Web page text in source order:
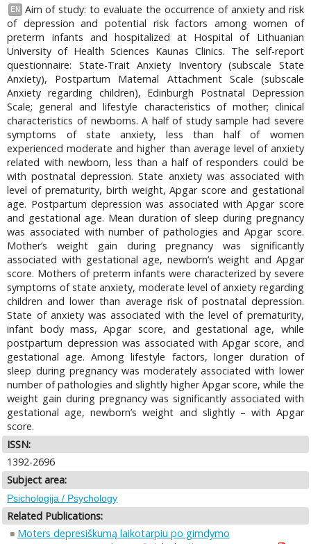
EN
Aim of study: to evaluate the occurrence of anxiety and risk
of depression and potential risk factors among women of
preterm infants and hospitalized at Hospital of Lithuanian
University of Health Sciences Kaunas Clinics. The self-report
questionnaire: State-Trait Anxiety Inventory (subscale State
Anxiety), Postpartum Maternal Attachment Scale (subscale
Anxiety regarding children), Edinburgh Postnatal Depression
Scale; general and lifestyle characteristics of mother; clinical
characteristics of newborns. A half of study sample had severe
symptoms of state anxiety, less than half of women
experienced moderate and higher than average level of anxiety
related with newborn, less than a half of responders could be
with postnatal depression. State anxiety was associated with
level of prematurity, birth weight, Apgar score and gestational
age. Postpartum depression was associated with Apgar score
and gestational age. Mean duration of sleep during pregnancy
was associated with number of pathologies and Apgar score.
Mother’s weight gain during pregnancy was significantly
associated with gestational age, newborn’s weight and Apgar
score. Mothers of preterm infants were characterized by severe
symptoms of state anxiety, moderate level of anxiety regarding
children and lower than average risk of postnatal depression.
State of anxiety was associated with the level of prematurity,
infant body mass, Apgar score, and gestational age, while
postpartum depression was associated with Apgar score, and
gestational age. Among lifestyle factors, longer duration of
sleep during pregnancy was moderately associated with lower
number of pathologies and slightly higher Apgar score, while the
weight gain during pregnancy was significantly associated with
gestational age, newborn’s weight and slightly – with Apgar
score.
ISSN:
1392-2696
Subject area:
Psichologija / Psychology
Related Publications:
Moters depresiškumą laikotarpiu po gimdymo